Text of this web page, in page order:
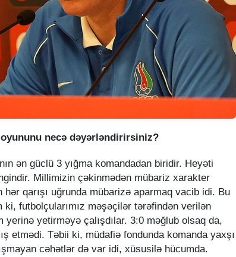
necə dəyərləndirirsiniz?
ən güclü 3 yığma komandadan biridir. Heyəti
Millimizin çəkinmədən mübariz xarakter
hər qarışı uğrunda mübarizə aparmaq vacib idi. Bu
ki, futbolçularımız məşəçilər tərəfindən verilən
yerinə yetirməyə çalışdılar. 3:0 məğlub olsaq da,
etmədi. Təbii ki, müdafiə fondunda komanda yaxşı
cəhətlər də var idi, xüsusilə hücumda.